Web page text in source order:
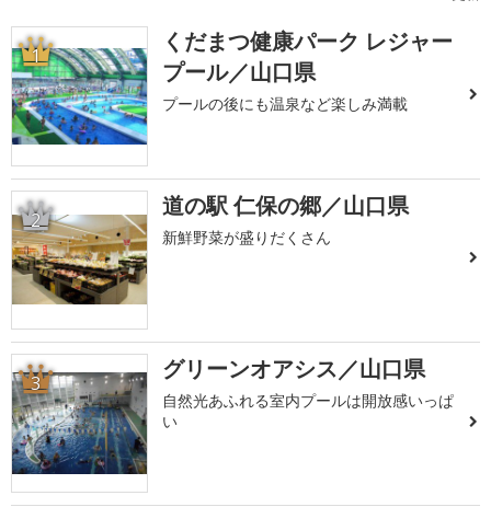
1
くだまつ健康パーク レジャー
プール／山口県
プールの後にも温泉など楽しみ満載
2 道の駅 仁保の郷／山口県
新鮮野菜が盛りだくさん
3 グリーンオアシス／山口県
自然光あふれる室内プールは開放感いっぱ
い